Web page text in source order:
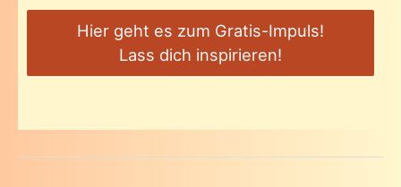
Hier geht es zum Gratis-Impuls!
Lass dich inspirieren!